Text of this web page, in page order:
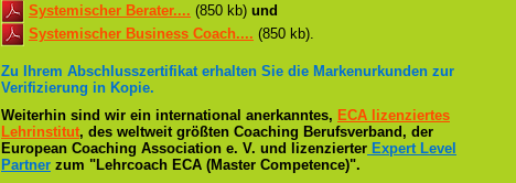
Systemischer Berater.... (850 kb) und
Systemischer Business Coach.... (850 kb).
Zu Ihrem Abschlusszertifikat erhalten Sie die Markenurkunden zur
Verifizierung in Kopie.
Weiterhin sind wir ein international anerkanntes, ECA lizenziertes
Lehrinstitut, des weltweit größten Coaching Berufsverband, der
European Coaching Association e. V. und lizenzierter Expert Level
Partner zum "Lehrcoach ECA (Master Competence)".